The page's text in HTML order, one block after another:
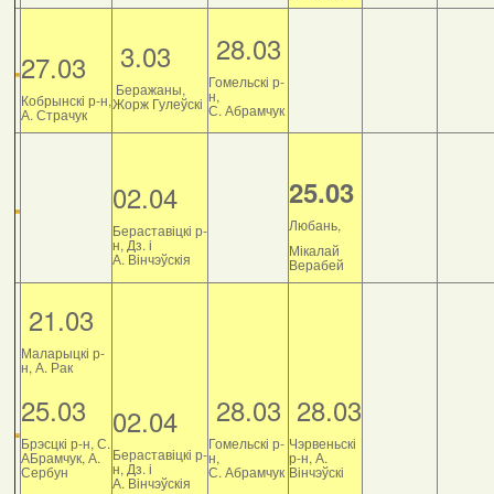
27.03
Кобрынскі р-н,
А. Страчук
3.03
Беражаны,
Жорж Гулеўскі
28.03
Гомельскі р-
н,
С. Абрамчук
02.04
Бераставіцкі р-
н, Дз. і
А. Вінчэўскія
25.03
Любань,
Мікалай
Верабей
21.03
Маларыцкі р-
н, А. Рак
25.03
Брэсцкі р-н, С.
АБрамчук, А.
Сербун
02.04
Бераставіцкі р-
н, Дз. і
А. Вінчэўскія
28.03
Гомельскі р-
н,
С. Абрамчук
28.03
Чэрвеньскі
р-н, А.
Вінчэўскі